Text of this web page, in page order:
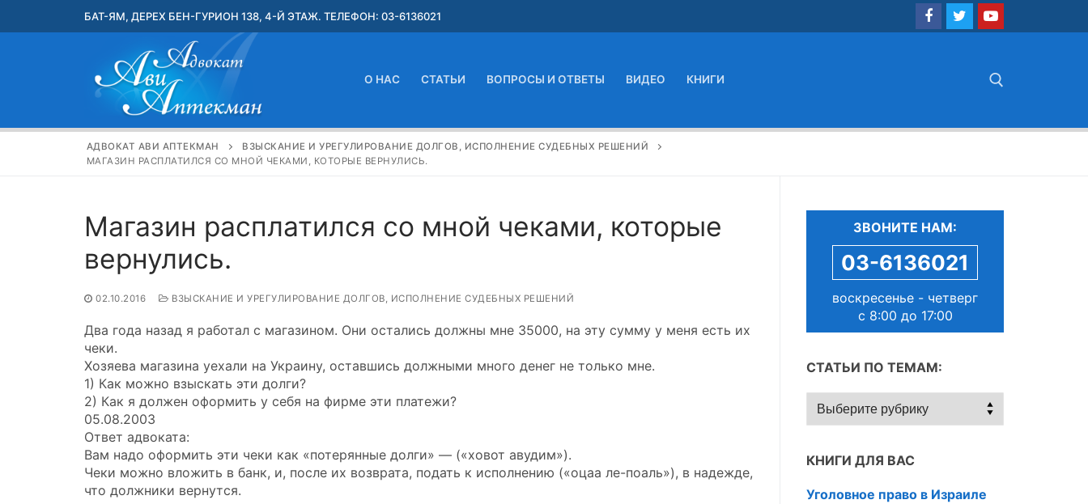
БАТ-ЯМ, ДЕРЕХ БЕН-ГУРИОН 138, 4-Й ЭТАЖ. ТЕЛЕФОН: 03-6136021
О НАС СТАТЬИ ВОПРОСЫ И ОТВЕТЫ ВИДЕО КНИГИ
АДВОКАТ АВИ АПТЕКМАН
ВЗЫСКАНИЕ И УРЕГУЛИРОВАНИЕ ДОЛГОВ, ИСПОЛНЕНИЕ СУДЕБНЫХ РЕШЕНИЙ
МАГАЗИН РАСПЛАТИЛСЯ СО МНОЙ ЧЕКАМИ, КОТОРЫЕ ВЕРНУЛИСЬ.
Магазин расплатился со мной чеками, которые
вернулись.
02.10.2016 ВЗЫСКАНИЕ И УРЕГУЛИРОВАНИЕ ДОЛГОВ, ИСПОЛНЕНИЕ СУДЕБНЫХ РЕШЕНИЙ
Два года назад я работал с магазином. Они остались должны мне 35000, на эту сумму у меня есть их
чеки.
Хозяева магазина уехали на Украину, оставшись должными много денег не только мне.
1) Как можно взыскать эти долги?
2) Как я должен оформить у себя на фирме эти платежи?
05.08.2003
Ответ адвоката:
Вам надо оформить эти чеки как «потерянные долги» — («ховот авудим»).
Чеки можно вложить в банк, и, после их возврата, подать к исполнению («оцаа ле-поаль»), в надежде,
что должники вернутся.
ЗВОНИТЕ НАМ:
03-6136021
воскресенье - четверг
с 8:00 до 17:00
СТАТЬИ ПО ТЕМАМ:
Статьи
по
КНИГИ ДЛЯ ВАС
Уголовное право в Израиле